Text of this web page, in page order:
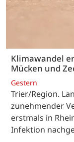
Klimawandel
Mücken und
Gestern
Trier/Region.
zunehmender
erstmals in
Infektion